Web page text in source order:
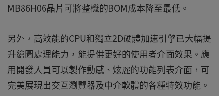
MB86H06晶片可將整機的BOM成本降至最低。
另外，高效能的CPU和獨立2D硬體加速引擎已大幅提
升繪圖處理能力，能提供更好的使用者介面效果。應
用開發人員可以製作動感、炫麗的功能列表介面，可
完美展現出交互瀏覽器及中介軟體的各種特效功能。